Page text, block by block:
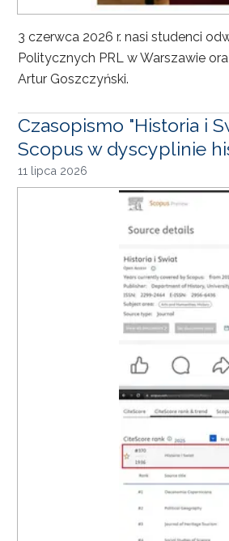
3 czerwca 2026 r. nasi studenci
Politycznych PRL w Warszawie
Artur Goszczyński.
Czasopismo "Historia i
Scopus w dyscyplinie
11 lipca 2026